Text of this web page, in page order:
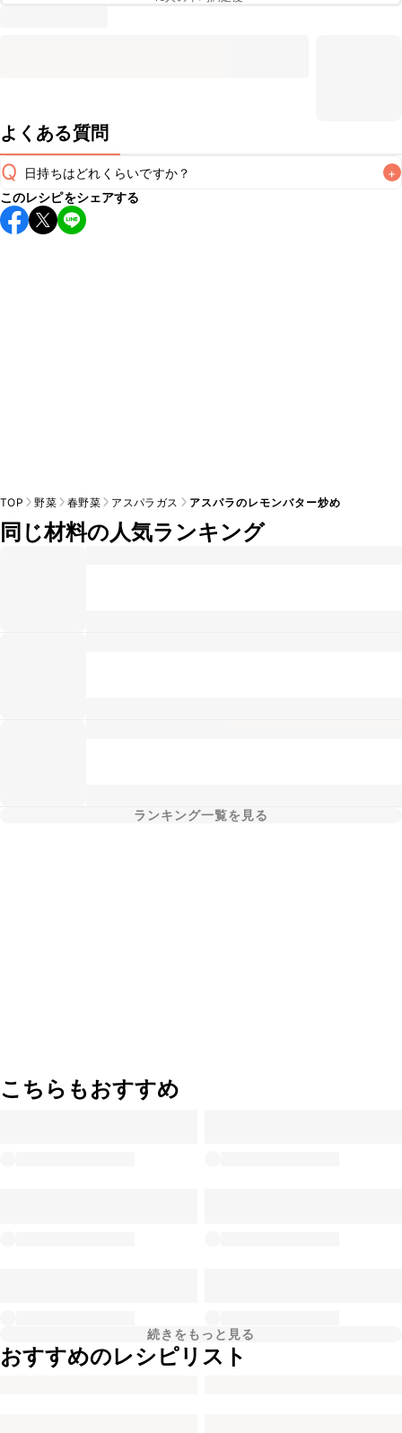
よくある質問
Q 日持ちはどれくらいですか？ +
保存期間は冷蔵で翌日中が目安です。なるべくお早めにお召
し上がりください。
このレシピをシェアする
TOP 野菜 春野菜 アスパラガス アスパラのレモンバター炒め
同じ材料の人気ランキング
ランキング一覧を見る
こちらもおすすめ
続きをもっと見る
おすすめのレシピリスト